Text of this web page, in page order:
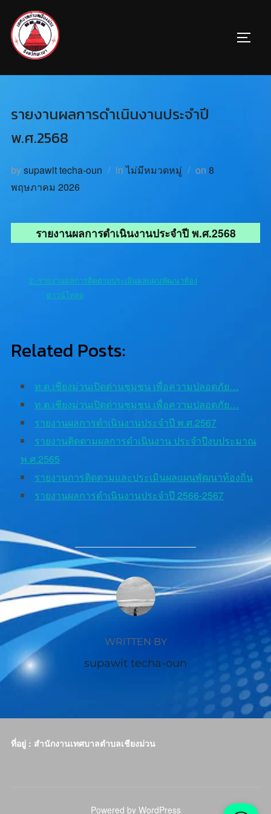
รายงานผลการดำเนินงานประจำปี
พ.ศ.2568
bysupawit techa-oun inไม่มีหมวดหมู่ on 8
พฤษภาคม 2026
รายงานผลการดำเนินงานประจำปี พ.ศ.2568
2.-รายงานผลการติดตามประเมินผลแผนพัฒนาท้อง
ดาวน์โหลด
Related Posts:
ท.ต.เชียงม่วนเปิดด่านชุมชน เพื่อความปลอดภัย…
ท.ต.เชียงม่วนเปิดด่านชุมชน เพื่อความปลอดภัย…
รายงานผลการดำเนินงานประจำปี พ.ศ.2567
รายงานติดตามผลการดำเนินงาน ประจำปีงบประมาณ
พ.ศ.2565
รายงานการติดตามและประเมินผลแผนพัฒนาท้องถิ่น
รายงานผลการดำเนินงานประจำปี 2566-2567
POST AUTHOR
WRITTEN BY
supawit techa-oun
ที่อยู่ : สำนักงานเทศบาลตำบลเชียงม่วน
Powered by WordPress